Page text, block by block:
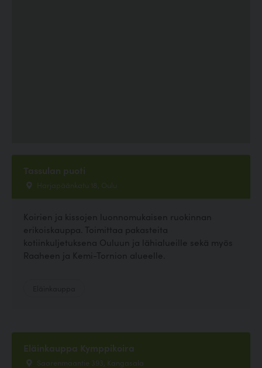
Tassulan puoti
Harjapäänkatu 18, Oulu
Koirien ja kissojen luonnomukaisen ruokinnan
erikoiskauppa. Toimittaa pakasteita
kotiinkuljetuksena Ouluun ja lähialueille sekä myös
Raaheen ja Kemi-Tornion alueelle.
Eläinkauppa Kymppikoira
Saarenmaantie 393, Kangasala